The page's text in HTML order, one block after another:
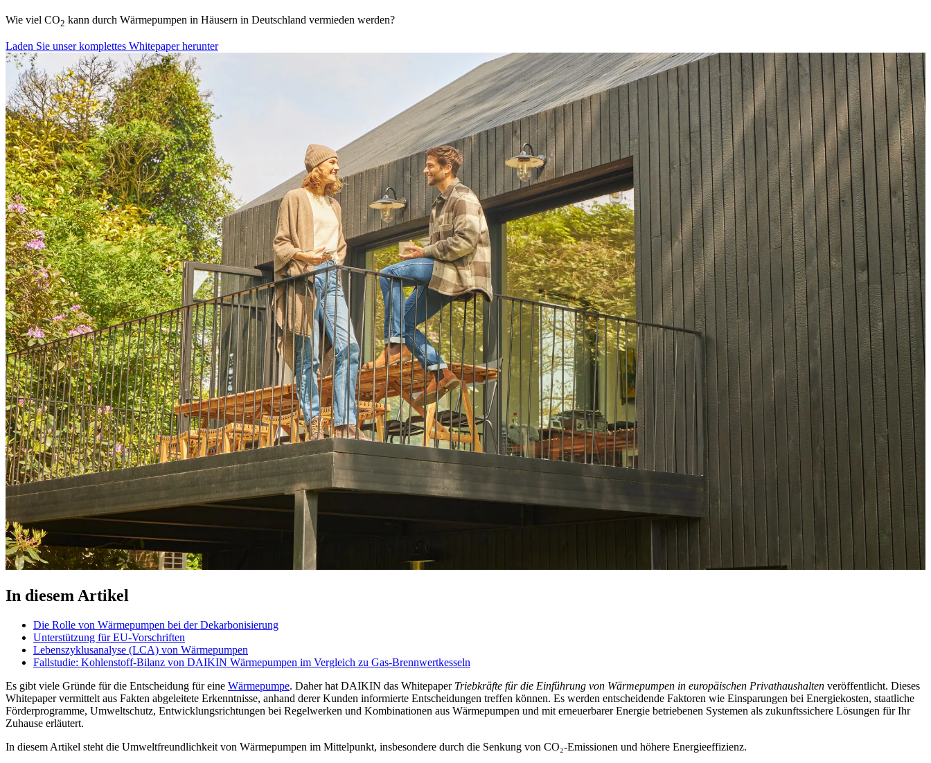
Wie viel CO2 kann durch Wärmepumpen in Häusern in Deutschland vermieden werden?
Laden Sie unser komplettes Whitepaper herunter
In diesem Artikel
Die Rolle von Wärmepumpen bei der Dekarbonisierung
Unterstützung für EU-Vorschriften
Lebenszyklusanalyse (LCA) von Wärmepumpen
Fallstudie: Kohlenstoff-Bilanz von DAIKIN Wärmepumpen im Vergleich zu Gas-Brennwertkesseln
Es gibt viele Gründe für die Entscheidung für eine Wärmepumpe. Daher hat DAIKIN das Whitepaper Triebkräfte für die Einführung von Wärmepumpen in europäischen Privathaushalten veröffentlicht. Dieses
Whitepaper vermittelt aus Fakten abgeleitete Erkenntnisse, anhand derer Kunden informierte Entscheidungen treffen können. Es werden entscheidende Faktoren wie Einsparungen bei Energiekosten, staatliche
Förderprogramme, Umweltschutz, Entwicklungsrichtungen bei Regelwerken und Kombinationen aus Wärmepumpen und mit erneuerbarer Energie betriebenen Systemen als zukunftssichere Lösungen für Ihr
Zuhause erläutert.
In diesem Artikel steht die Umweltfreundlichkeit von Wärmepumpen im Mittelpunkt, insbesondere durch die Senkung von CO₂-Emissionen und höhere Energieeffizienz.